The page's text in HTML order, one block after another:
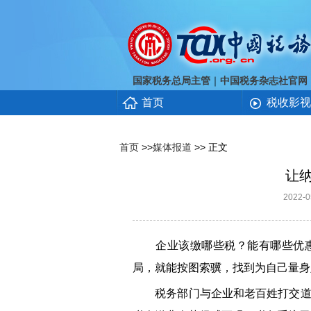
国家税务总局主管 ｜ 中国税务杂志社官网
首页 税收影视
首页 >>媒体报道 >> 正文
让
2022-
企业该缴哪些税？能有哪些优惠
局，就能按图索骥，找到为自己量
税务部门与企业和老百姓打交道